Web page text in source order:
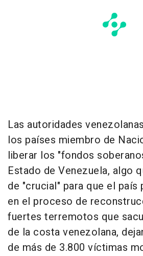
Las autoridades
los países miembro de
liberar los "fondos
Estado de Venezuela, algo
de "crucial" para que el país
en el proceso de
fuertes terremotos que
de la costa venezolana,
de más de 3.800 víctimas